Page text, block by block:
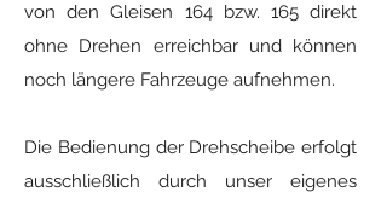
von den Gleisen 164 bzw. 165 direkt
ohne Drehen erreichbar und können
noch längere Fahrzeuge aufnehmen.
Die Bedienung der Drehscheibe erfolgt
ausschließlich durch unser eigenes